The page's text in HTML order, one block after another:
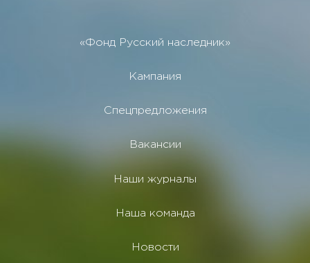
«Фонд Русский наследник»
Кампания
Спецпредложения
Вакансии
Наши журналы
Наша команда
Новости